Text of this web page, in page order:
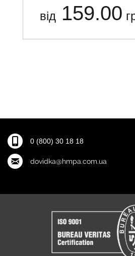
від 159.00
0 (800) 30 18 18
dovidka@hmpa.com.ua